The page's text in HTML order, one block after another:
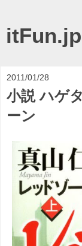
itFun.jp
2011/01/28
小説 ハゲ
ーン